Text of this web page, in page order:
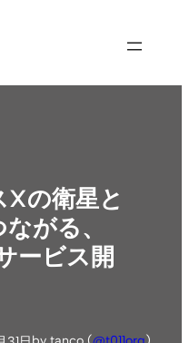
Xの衛星と
がる、
ービス開